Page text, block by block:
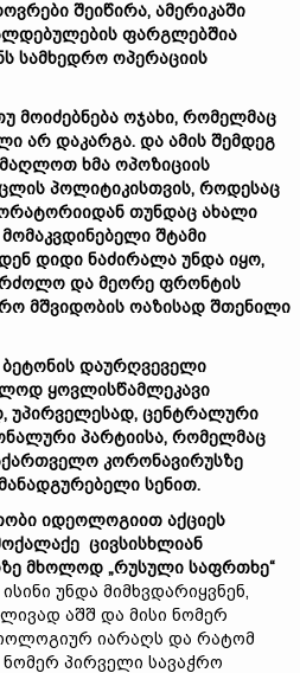
შეიწირა, ამერიკაში
ფარგლებშია
სამხედრო ოპერაციის
მოიძებნება ოჯახი, რომელმაც
არ დაკარგა. და ამის შემდეგ
ხმა ოპოზიციის
პოლიტიკისთვის, როდესაც
თუნდაც ახალი
შტამი
დიდი ნაძირალა უნდა იყო,
და მეორე ფრონტის
მშვიდობის ოაზისად შთენილი
დაურღვეველი
ყოვლისწამლეკავი
უპირველესად, ცენტრალური
პარტიისა, რომელმაც
კორონავირუსზე
სენით.
იდეოლოგიით აქციეს
ცივსისხლიან
მხოლოდ „რუსული საფრთხე“
უნდა მიმხვდარიყვნენ,
აშშ და მისი ნომერ
იარაღს და რატომ
ნომერ პირველი სავაჭრო